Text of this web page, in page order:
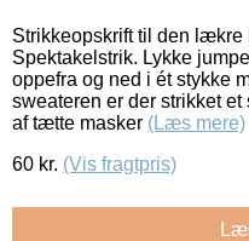
Strikkeopskrift til den lækre
Spektakelstrik. Lykke
oppefra og ned i ét stykke
sweateren er der strikket
af tætte masker (Læs mere)
60 kr. (Vis fragtpris)